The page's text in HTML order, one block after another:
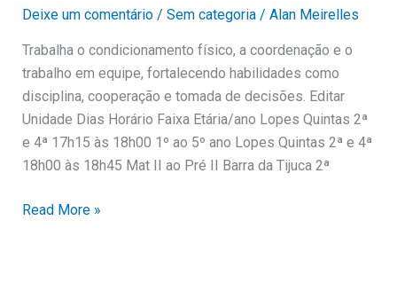
Deixe um comentário / Sem categoria/ Alan Meirelles
Trabalha o condicionamento físico, a coordenação e o
trabalho em equipe, fortalecendo habilidades como
disciplina, cooperação e tomada de decisões. Editar
Unidade Dias Horário Faixa Etária/ano Lopes Quintas 2ª
e 4ª 17h15 às 18h00 1º ao 5º ano Lopes Quintas 2ª e 4ª
18h00 às 18h45 Mat II ao Pré II Barra da Tijuca 2ª
Read More »